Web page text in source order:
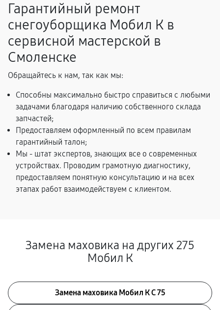
Гарантийный ремонт
снегоуборщика Мобил К в
сервисной мастерской в
Смоленске
Обращайтесь к нам, так как мы:
Способны максимально быстро справиться с любыми
задачами благодаря наличию собственного склада
запчастей;
Предоставляем оформленный по всем правилам
гарантийный талон;
Мы - штат экспертов, знающих все о современных
устройствах. Проводим грамотную диагностику,
предоставляем понятную консультацию и на всех
этапах работ взаимодействуем с клиентом.
Замена маховика на других 275
Мобил К
Замена маховика Мобил К С 75